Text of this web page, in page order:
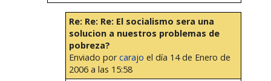
Re: Re: Re: El socialismo sera una
solucion a nuestros problemas de
pobreza?
Enviado porcarajo el día 14 de Enero de
2006 a las 15:58